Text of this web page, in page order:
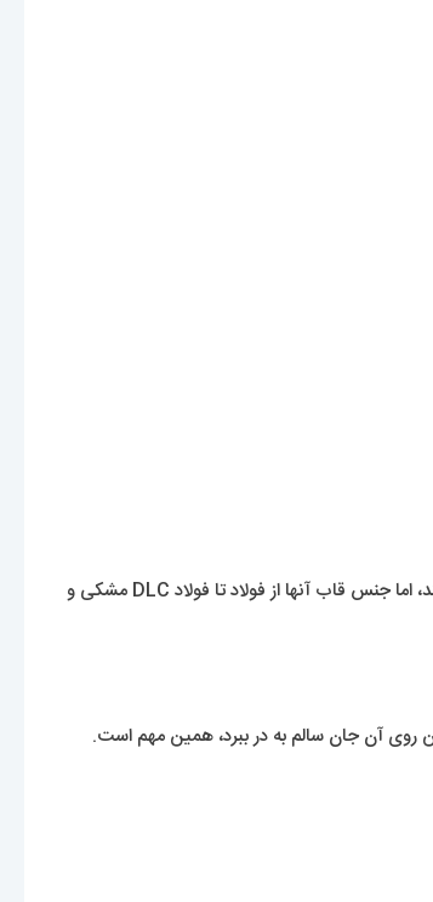
نکته مهم این است که آنها همچنین طیف رنگی کمی متفاوتی دارند. در مجموع نه رنگ وجود دارد که همگی دارای قاب‌های بیوپلی‌آمید (بخوانید: پلاستیکی) هستند، اما جنس قاب آنها از فولاد تا فولاد DLC مشکی و